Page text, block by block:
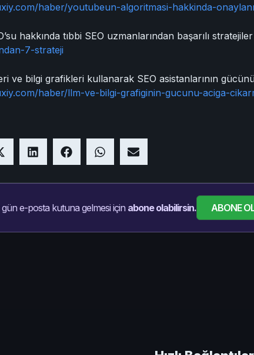
haber/youtubeun-algoritmasi-hakkinda-
hakkında tıbbi SEO uzmanlarından başarılı
7-strateji
ve bilgi grafikleri kullanarak SEO asistanlarının
haber/llm-ve-bilgi-grafiginin-gucunu-aciga-
e-posta kutuna gelmesi için abone olabilirsin. ABONE